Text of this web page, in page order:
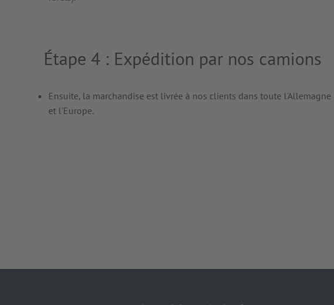
Étape 4 : Expédition par nos camions
Ensuite, la marchandise est livrée à nos clients dans toute l'Allemagne
et l'Europe.